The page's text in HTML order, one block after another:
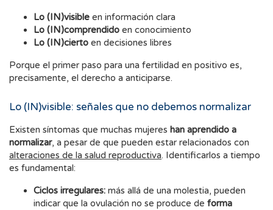
Lo (IN)visible en información clara
Lo (IN)comprendido en conocimiento
Lo (IN)cierto en decisiones libres
Porque el primer paso para una fertilidad en positivo es,
precisamente, el derecho a anticiparse.
Lo (IN)visible: señales que no debemos normalizar
Existen síntomas que muchas mujeres han aprendido a
normalizar, a pesar de que pueden estar relacionados con
alteraciones de la salud reproductiva. Identificarlos a tiempo
es fundamental:
Ciclos irregulares: más allá de una molestia, pueden
indicar que la ovulación no se produce de forma